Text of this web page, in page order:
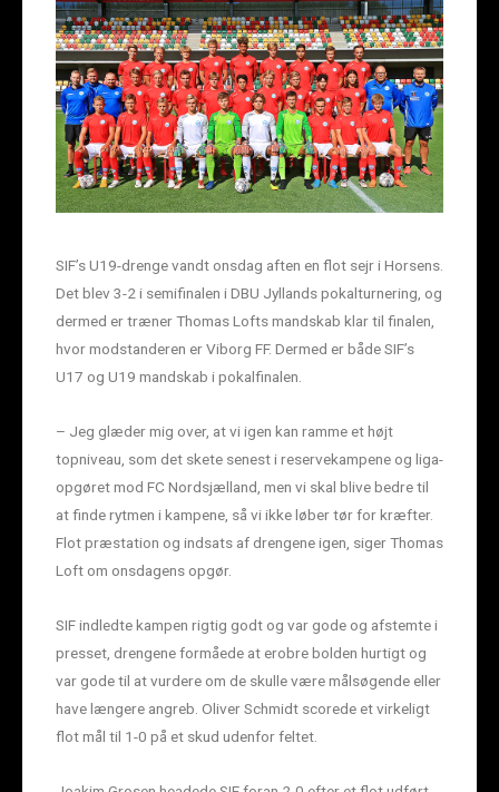
SIF’s U19-drenge vandt onsdag aften en flot sejr i Horsens.
Det blev 3-2 i semifinalen i DBU Jyllands pokalturnering, og
dermed er træner Thomas Lofts mandskab klar til finalen,
hvor modstanderen er Viborg FF. Dermed er både SIF’s
U17 og U19 mandskab i pokalfinalen.
– Jeg glæder mig over, at vi igen kan ramme et højt
topniveau, som det skete senest i reservekampene og liga-
opgøret mod FC Nordsjælland, men vi skal blive bedre til
at finde rytmen i kampene, så vi ikke løber tør for kræfter.
Flot præstation og indsats af drengene igen, siger Thomas
Loft om onsdagens opgør.
SIF indledte kampen rigtig godt og var gode og afstemte i
presset, drengene formåede at erobre bolden hurtigt og
var gode til at vurdere om de skulle være målsøgende eller
have længere angreb. Oliver Schmidt scorede et virkeligt
flot mål til 1-0 på et skud udenfor feltet.